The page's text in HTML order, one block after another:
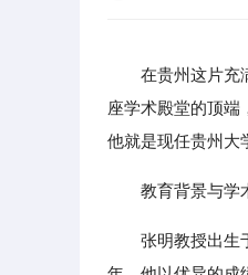
在贵州这片充
座学术殿堂的顶端
他就是现任贵州
教育背景与学
张明教授出生